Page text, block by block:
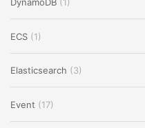
ECS (1)
Elasticsearch (3)
Event (17)